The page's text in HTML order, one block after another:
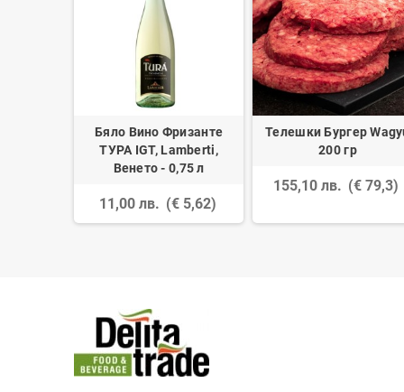
Бяло Вино Фризанте
ТУРА IGT, Lamberti,
Венето - 0,75 л
11,00 лв. (€ 5,62)
Телешки Бургер
200 гр
155,10 лв. (€ 79,3)